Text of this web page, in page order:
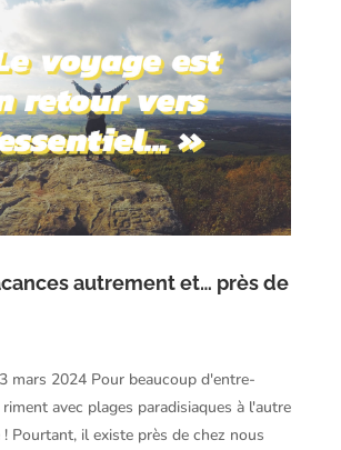
autrement et… près de
mars 2024 Pour beaucoup d'entre-
avec plages paradisiaques à l'autre
Pourtant, il existe près de chez nous